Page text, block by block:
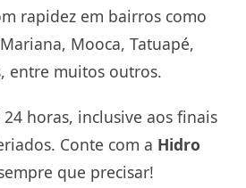
rapidez em bairros como
Mooca, Tatuapé,
entre muitos outros.
horas, inclusive aos finais
Conte com a Hidro
que precisar!